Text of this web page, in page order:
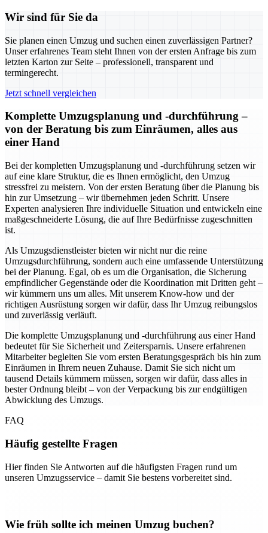
Wir sind für Sie da
Sie planen einen Umzug und suchen einen zuverlässigen Partner?
Unser erfahrenes Team steht Ihnen von der ersten Anfrage bis zum
letzten Karton zur Seite – professionell, transparent und
termingerecht.
Jetzt schnell vergleichen
Komplette Umzugsplanung und -durchführung –
von der Beratung bis zum Einräumen, alles aus
einer Hand
Bei der kompletten Umzugsplanung und -durchführung setzen wir
auf eine klare Struktur, die es Ihnen ermöglicht, den Umzug
stressfrei zu meistern. Von der ersten Beratung über die Planung bis
hin zur Umsetzung – wir übernehmen jeden Schritt. Unsere
Experten analysieren Ihre individuelle Situation und entwickeln eine
maßgeschneiderte Lösung, die auf Ihre Bedürfnisse zugeschnitten
ist.
Als Umzugsdienstleister bieten wir nicht nur die reine
Umzugsdurchführung, sondern auch eine umfassende Unterstützung
bei der Planung. Egal, ob es um die Organisation, die Sicherung
empfindlicher Gegenstände oder die Koordination mit Dritten geht –
wir kümmern uns um alles. Mit unserem Know-how und der
richtigen Ausrüstung sorgen wir dafür, dass Ihr Umzug reibungslos
und zuverlässig verläuft.
Die komplette Umzugsplanung und -durchführung aus einer Hand
bedeutet für Sie Sicherheit und Zeitersparnis. Unsere erfahrenen
Mitarbeiter begleiten Sie vom ersten Beratungsgespräch bis hin zum
Einräumen in Ihrem neuen Zuhause. Damit Sie sich nicht um
tausend Details kümmern müssen, sorgen wir dafür, dass alles in
bester Ordnung bleibt – von der Verpackung bis zur endgültigen
Abwicklung des Umzugs.
FAQ
Häufig gestellte Fragen
Hier finden Sie Antworten auf die häufigsten Fragen rund um
unseren Umzugsservice – damit Sie bestens vorbereitet sind.
Wie früh sollte ich meinen Umzug buchen?